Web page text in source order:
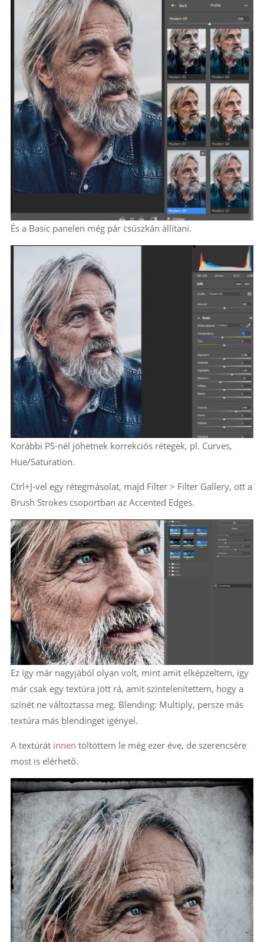
És a Basic panelen még pár csúszkán állítani.
Korábbi PS-nél jöhetnek korrekciós rétegek, pl. Curves,
Hue/Saturation.
Ctrl+J-vel egy rétegmásolat, majd Filter > Filter Gallery, ott a
Brush Strokes csoportban az Accented Edges.
Ez így már nagyjából olyan volt, mint amit elképzeltem, így
már csak egy textúra jött rá, amit színtelenítettem, hogy a
színét ne változtassa meg. Blending: Multiply, persze más
textúra más blendinget igényel.
A textúrát innen töltöttem le még ezer éve, de szerencsére
most is elérhető.